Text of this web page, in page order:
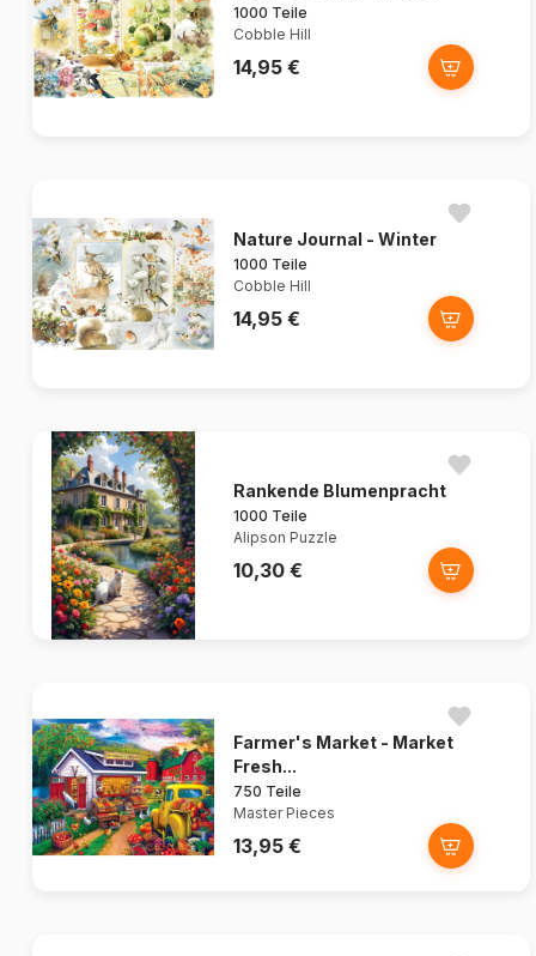
1000 Teile
Cobble Hill
14,95 €
Nature Journal - Winter
1000 Teile
Cobble Hill
14,95 €
Rankende Blumenpracht
1000 Teile
Alipson Puzzle
10,30 €
Farmer's Market - Market
Fresh...
750 Teile
Master Pieces
13,95 €